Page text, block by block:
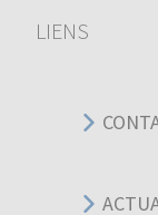
LIENS